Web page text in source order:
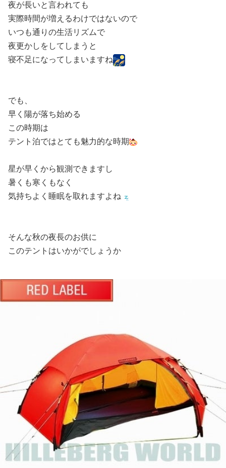
夜が長いと言われても
実際時間が増えるわけではないので
いつも通りの生活リズムで
夜更かしをしてしまうと
寝不足になってしまいますね
でも、
早く陽が落ち始める
この時期は
テント泊ではとても魅力的な時期
星が早くから観測できますし
暑くも寒くもなく
気持ちよく睡眠を取れますよね
そんな秋の夜長のお供に
このテントはいかがでしょうか